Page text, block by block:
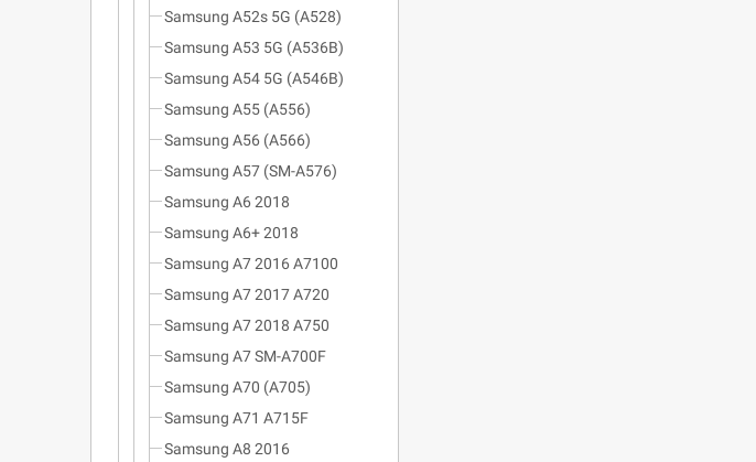
Samsung A52s 5G (A528)
Samsung A53 5G (A536B)
Samsung A54 5G (A546B)
Samsung A55 (A556)
Samsung A56 (A566)
Samsung A57 (SM-A576)
Samsung A6 2018
Samsung A6+ 2018
Samsung A7 2016 A7100
Samsung A7 2017 A720
Samsung A7 2018 A750
Samsung A7 SM-A700F
Samsung A70 (A705)
Samsung A71 A715F
Samsung A8 2016